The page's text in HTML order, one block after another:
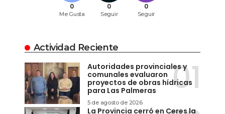
0
Me Gusta
0
Seguir
0
Seguir
Actividad Reciente
Autoridades provinciales y
comunales evaluaron
proyectos de obras hídricas
para Las Palmeras
5 de agosto de 2026
La Provincia cerró en Ceres la